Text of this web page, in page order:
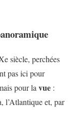
siècle, perchées
pas ici pour
pour la vue :
l’Atlantique et, par